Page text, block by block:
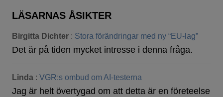
LÄSARNAS ÅSIKTER
Birgitta Dichter : Stora förändringar med ny “EU-lag”
Det är på tiden mycket intresse i denna fråga.
Linda : VGR:s ombud om AI-testerna
Jag är helt övertygad om att detta är en företeelse